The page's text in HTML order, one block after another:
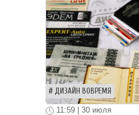
ДИЗАЙН ВОВРЕМЯ
11:59 | 30 июля